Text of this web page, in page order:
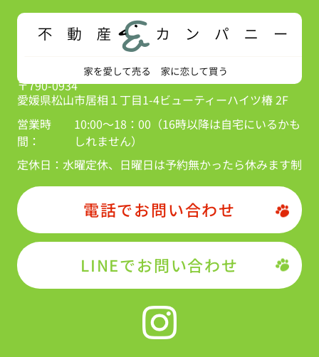
〒790-0934
愛媛県松山市居相１丁目1-4ビューティーハイツ椿 2F
営業時
間：
10:00～18：00（16時以降は自宅にいるかも
しれません）
定休日： 水曜定休、日曜日は予約無かったら休みます制
電話でお問い合わせ
LINEでお問い合わせ